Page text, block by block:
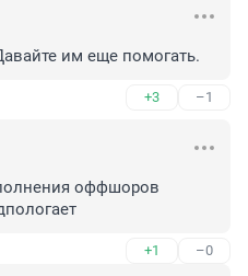
им еще помогать.
+3 –1
оффшоров
+1 –0